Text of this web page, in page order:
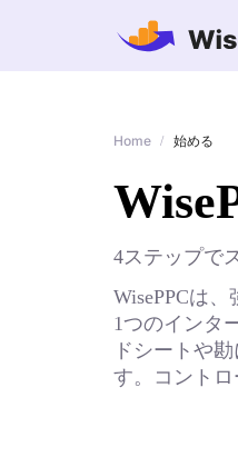
Home / 始める
4ステップで
WisePPCは
1つのインタ
ドシートや
す。コントロ